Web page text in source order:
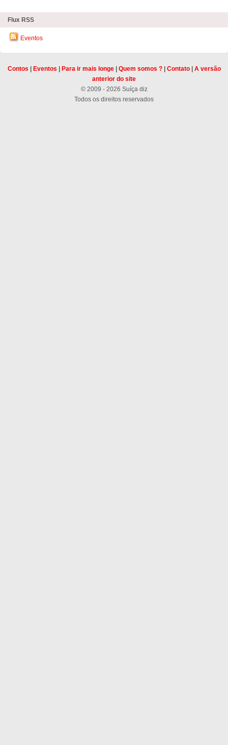
Flux RSS
Eventos
Contos Eventos Para ir mais longe| Quem somos ?| Contato| A versão
anterior do site
© 2009 - 2026 Suíça diz
Todos os direitos reservados